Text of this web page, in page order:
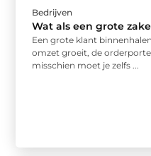
Bedrijven
Wat als een grote
Een grote klant
omzet groeit, de
misschien moet je zelfs ...